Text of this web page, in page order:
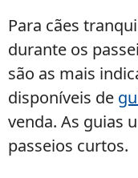
cãoPara cães
durante os
são as mais
disponíveis de
venda. As guias
passeios curtos.